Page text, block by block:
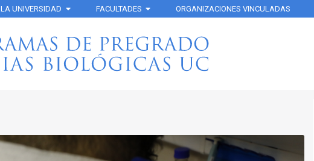
LA UNIVERSIDAD FACULTADES ORGANIZACIONES VINCULADAS